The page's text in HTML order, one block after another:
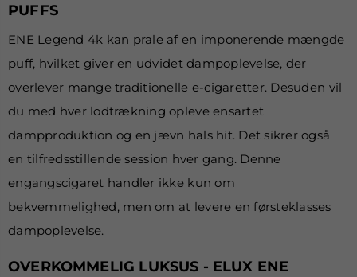
PUFFS
ENE Legend 4k kan prale af en imponerende mængde
puff, hvilket giver en udvidet dampoplevelse, der
overlever mange traditionelle e-cigaretter. Desuden vil
du med hver lodtrækning opleve ensartet
dampproduktion og en jævn hals hit. Det sikrer også
en tilfredsstillende session hver gang. Denne
engangscigaret handler ikke kun om
bekvemmelighed, men om at levere en førsteklasses
dampoplevelse.
OVERKOMMELIG LUKSUS - ELUX ENE